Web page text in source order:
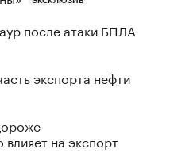
после атаки БПЛА
экспорта нефти
на экспорт